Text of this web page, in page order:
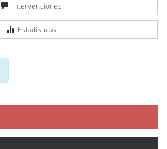
Intervenciones
Estadísticas